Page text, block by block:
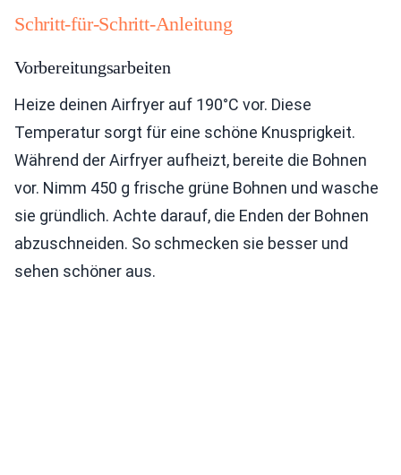
Schritt-für-Schritt-Anleitung
Vorbereitungsarbeiten
Heize deinen Airfryer auf 190°C vor. Diese
Temperatur sorgt für eine schöne Knusprigkeit.
Während der Airfryer aufheizt, bereite die Bohnen
vor. Nimm 450 g frische grüne Bohnen und wasche
sie gründlich. Achte darauf, die Enden der Bohnen
abzuschneiden. So schmecken sie besser und
sehen schöner aus.